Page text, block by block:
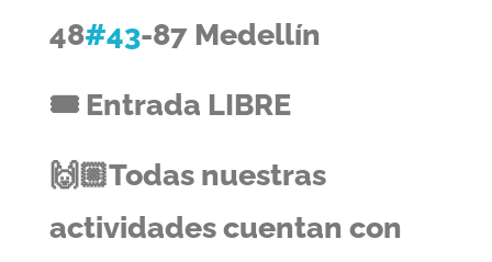
d
e
48#43-87 Medellín
🎟️ Entrada LIBRE
🙌🏼Todas nuestras
actividades cuentan con